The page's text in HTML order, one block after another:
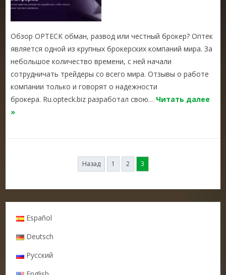
Обзор OPTECK обман, развод или честный брокер? Оптек
является одной из крупных брокерских компаний мира. За
небольшое количество времени, с ней начали
сотрудничать трейдеры со всего мира. Отзывы о работе
компании только и говорят о надежности
брокера. Ru.opteck.biz разработал свою… Читать далее
»
Назад 1 2 3
Español
Deutsch
Русский